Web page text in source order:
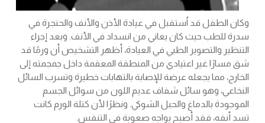
وكان الطفل قد اُستقبل في عيادة الأذن والأنف والحنجرة في
سدرة للطب حيث كان يعاني من انسداد في الأنف. وبعد إجراء
التنظير والتصوير الطبي في العيادة، أظهر التشخيص أن ورمًا قد
شق مسارًا غير اعتيادي من المنطقة المعقمة داخل جمجمته إلى
الخارج، مما يجعله عرضة للإصابة بالتهابات خطيرة وتسرب السائل
النخاعي، وهو سائل شفاف عديم اللون من سوائل الجسم
الموجودة بالدماغ والحبل الشوكي. ونظرًا لأن كتلة الورم كانت
تسد أنفه، فقد أصبح يواجه صعوبة في التنفس.